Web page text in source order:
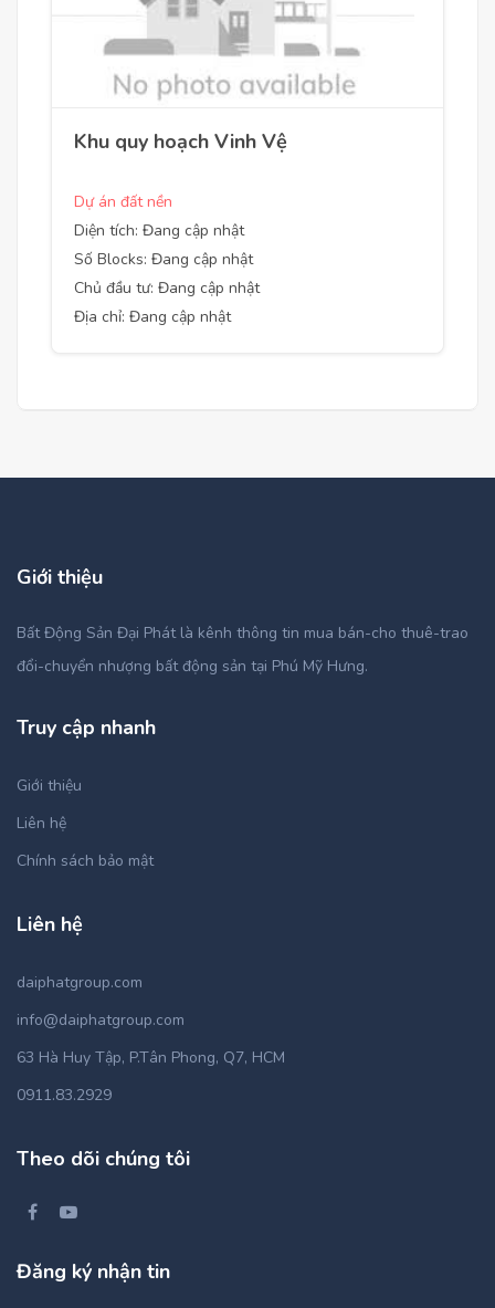
Khu quy hoạch Vinh Vệ
Dự án đất nền
Diện tích: Đang cập nhật
Số Blocks: Đang cập nhật
Chủ đầu tư: Đang cập nhật
Địa chỉ: Đang cập nhật
Giới thiệu
Bất Động Sản Đại Phát là kênh thông tin mua bán-cho thuê-trao
đổi-chuyển nhượng bất động sản tại Phú Mỹ Hưng.
Truy cập nhanh
Giới thiệu
Liên hệ
Chính sách bảo mật
Liên hệ
daiphatgroup.com
info@daiphatgroup.com
63 Hà Huy Tập, P.Tân Phong, Q7, HCM
0911.83.2929
Theo dõi chúng tôi
Đăng ký nhận tin